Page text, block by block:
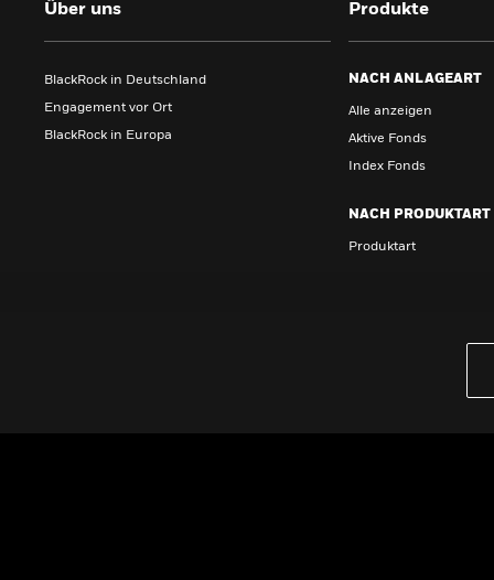
Über uns
BlackRock in Deutschland
Engagement vor Ort
BlackRock in Europa
Produkte
NACH ANLAGEART
Alle anzeigen
Aktive Fonds
Index Fonds
NACH PRODUKTART
Produktart